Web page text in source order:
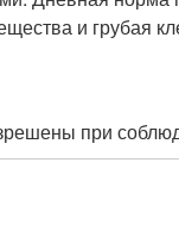
и грубая
при